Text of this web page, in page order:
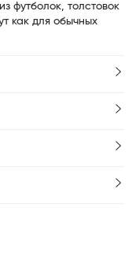
футболок, толстовок
как для обычных